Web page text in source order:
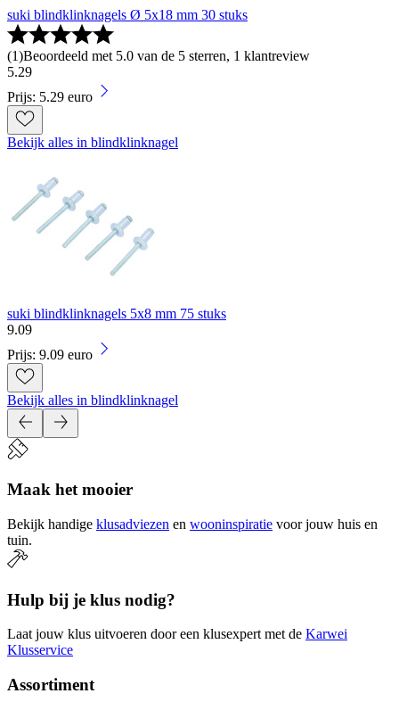
suki blindklinknagels Ø 5x18 mm 30 stuks
(1)Beoordeeld met 5.0 van de 5 sterren, 1 klantreview
5.29
Prijs: 5.29 euro
Bekijk alles in blindklinknagel
suki blindklinknagels 5x8 mm 75 stuks
9.09
Prijs: 9.09 euro
Bekijk alles in blindklinknagel
Maak het mooier
Bekijk handige klusadviezen en wooninspiratie voor jouw huis en
tuin.
Hulp bij je klus nodig?
Laat jouw klus uitvoeren door een klusexpert met de Karwei
Klusservice
Assortiment